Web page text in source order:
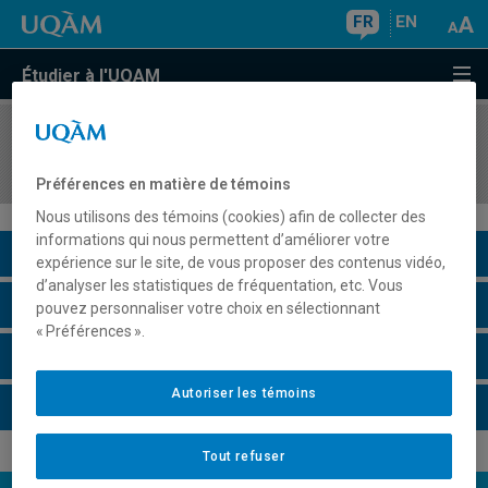
FR EN
Étudier à l'UQAM
COURS//
Description du cours
Horaire - Été 2026
Préférences en matière de témoins
Nous utilisons des témoins (cookies) afin de collecter des
informations qui nous permettent d’améliorer votre
expérience sur le site, de vous proposer des contenus vidéo,
d’analyser les statistiques de fréquentation, etc. Vous
pouvez personnaliser votre choix en sélectionnant
« Préférences ».
Tout refuser
Autoriser les témoins